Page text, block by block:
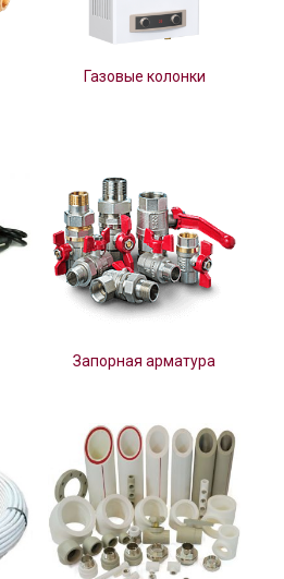
Газовые колонки
Запорная арматура